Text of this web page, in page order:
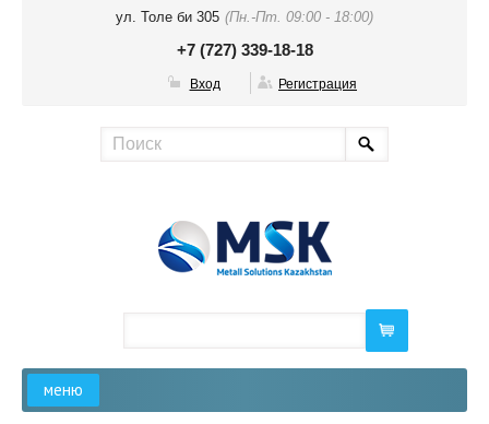
ул. Толе би 305 (Пн.-Пт. 09:00 - 18:00)
+7 (727) 339-18-18
Вход Регистрация
меню